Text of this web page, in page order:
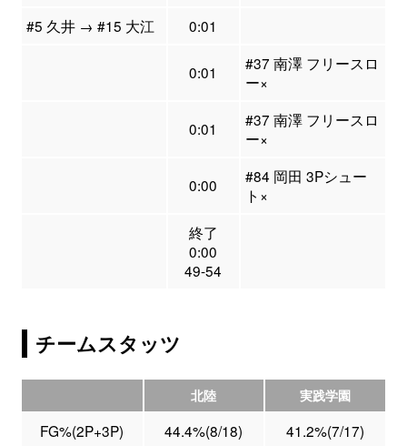
#5 久井 → #15 大江 0:01
0:01
#37 南澤 フリースロ
ー×
0:01
#37 南澤 フリースロ
ー×
0:00
#84 岡田 3Pシュー
ト×
終了
0:00
49-54
チームスタッツ
北陸 実践学園
FG%(2P+3P) 44.4%(8/18)
41.2%(7/17)